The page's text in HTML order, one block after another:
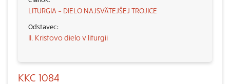
LITURGIA – DIELO NAJSVÄTEJŠEJ TROJICE
II. Kristovo dielo v liturgii
KKC 1084